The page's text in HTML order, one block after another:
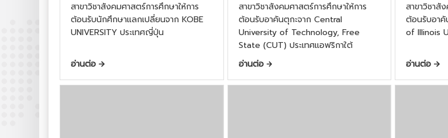
สาขาวิชาสังคมศาสตร์การศึกษาให้การ
ต้อนรับนักศึกษาแลกเปลี่ยนจาก KOBE
UNIVERSITY ประเทศญี่ปุ่น
อ่านต่อ
สาขาวิชาสังคมศาสตร์การศึกษาให้การ
ต้อนรับอาคันตุกะจาก Central
University of Technology, Free
State (CUT) ประเทศแอฟริกาใต้
อ่านต่อ
สาขาวิชาสั
ต้อนรับอาคั
of Illinois
อ่านต่อ